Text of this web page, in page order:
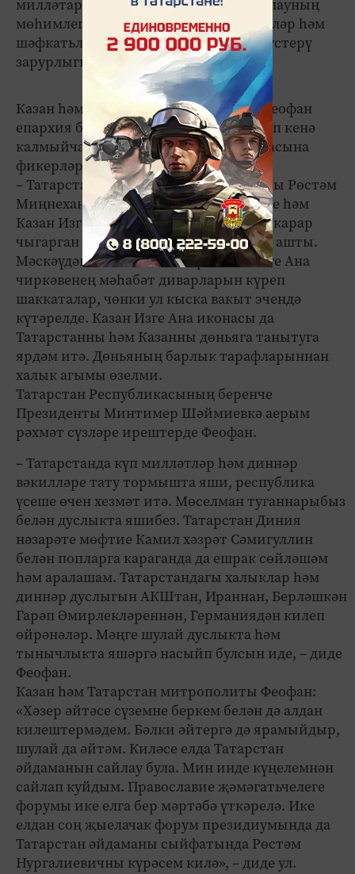
милләтара һәм динара дуслыкны саклауның
мөһимлеге, яшь буынны ватанпәрвәрләр һәм
шәфкатьле кешеләр итеп тәрбияләп үстерү
зарурлыгы искәртелде.
Казан һәм Татарстан митрополиты Феофан
епархия башкарган эшләрне бәян итеп кенә
калмыйча, җәмгыять һәм яшәеш темасына
фикерләре белән дә уртак­лашты.
– Татарстан Республикасы Президенты Рөстәм
Миңнеханов Болгар Ислам академиясе һәм
Казан Изге Ана чиркәве төзү турында карар
чыгарган иде. Бу эшләр чынбарлыкка ашты.
Мәскәүдән килгән вәкилләр Казан Изге Ана
чиркәвенең мәһабәт диварларын күреп
шаккаталар, чөнки ул кыска вакыт эчендә
күтәрелде. Казан Изге Ана иконасы да
Татарстанны һәм Казанны дөньяга танытуга
ярдәм итә. Дөньяның барлык тарафларыннан
халык агымы өзелми.
Татарстан Республикасының беренче
Президенты Минтимер Шәймиевкә аерым
рәхмәт сүзләре ирештерде Феофан.
– Татарстанда күп милләтләр һәм диннәр
вәкилләре тату тормышта яши, республика
үсеше өчен хезмәт итә. Мөселман туганнарыбыз
белән дуслыкта яшибез. Татарстан Диния
нәзарәте мөфтие Камил хәзрәт Сәмигуллин
белән попларга караганда да ешрак сөйләшәм
һәм аралашам. Татарстандагы халыклар һәм
диннәр дуслыгын АКШтан, Ираннан, Берләшкән
Гарәп Әмирлекләреннән, Германиядән килеп
өйрәнәләр. Мәңге шулай дуслыкта һәм
тынычлыкта яшәргә насыйп булсын иде, – диде
Феофан.
Казан һәм Татарстан митрополиты Феофан:
«Хәзер әйтәсе сүземне беркем белән дә алдан
килештермәдем. Бәлки әйтергә дә ярамыйдыр,
шулай да әйтәм. Киләсе елда Татарстан
әйдаманын сайлау була. Мин инде күңелемнән
сайлап куйдым. Православие җәмәгатьчелеге
форумы ике елга бер мәртәбә үткәрелә. Ике
елдан соң җыелачак форум президиумында да
Татарстан әйдаманы сыйфатында Рөстәм
Нургалиевичны күрәсем килә», – диде ул.